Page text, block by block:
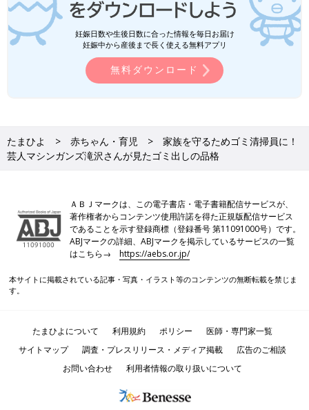
妊娠日数や生後日数に合った情報を毎日お届け
妊娠中から産後まで長く使える無料アプリ
無料ダウンロード
たまひよ 赤ちゃん・育児
家族を守るためゴミ清掃員に！
芸人マシンガンズ滝沢さんが見たゴミ出しの品格
ＡＢＪマークは、この電子書店・電子書籍配信サービスが、
著作権者からコンテンツ使用許諾を得た正規版配信サービス
であることを示す登録商標（登録番号 第11091000号）です。
ABJマークの詳細、ABJマークを掲示しているサービスの一覧
はこちら→https://aebs.or.jp/
本サイトに掲載されている記事・写真・イラスト等のコンテンツの無断転載を禁じま
す。
たまひよについて 利用規約 ポリシー
医師・専門家一覧
サイトマップ
調査・プレスリリース・メディア掲載
広告のご相談
お問い合わせ
利用者情報の取り扱いについて